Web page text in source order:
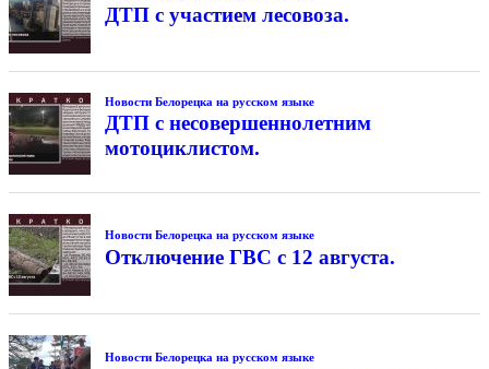
ДТП с участием лесовоза.
Новости Белорецка на русском языке
ДТП с несовершеннолетним
мотоциклистом.
Новости Белорецка на русском языке
Отключение ГВС с 12 августа.
Новости Белорецка на русском языке